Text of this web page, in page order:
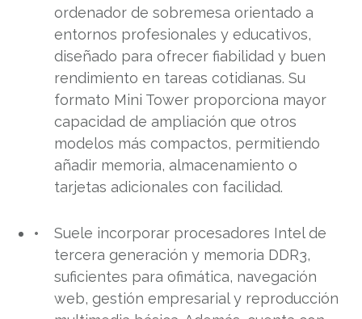
ordenador de sobremesa orientado a
entornos profesionales y educativos,
diseñado para ofrecer fiabilidad y buen
rendimiento en tareas cotidianas. Su
formato Mini Tower proporciona mayor
capacidad de ampliación que otros
modelos más compactos, permitiendo
añadir memoria, almacenamiento o
tarjetas adicionales con facilidad.
Suele incorporar procesadores Intel de
tercera generación y memoria DDR3,
suficientes para ofimática, navegación
web, gestión empresarial y reproducción